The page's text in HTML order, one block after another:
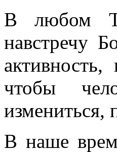
В любом
навстречу
чтобы
измениться,
В наше